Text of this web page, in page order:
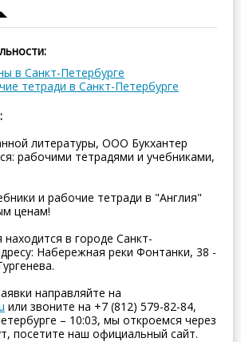
в Санкт-Петербурге
тетради в Санкт-Петербурге
литературы, ООО Букхантер
рабочими тетрадями и учебниками,
и рабочие тетради в "Англия"
ценам!
в городе Санкт-
Набережная реки Фонтанки, 38 -
направляйте на
или звоните на +7 (812) 579-82-84,
– 10:03, мы откроемся через
посетите наш официальный сайт.